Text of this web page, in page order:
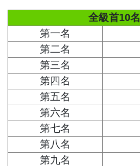
全級首10名
第一名
第二名
第三名
第四名
第五名
第六名
第七名
第八名
第九名